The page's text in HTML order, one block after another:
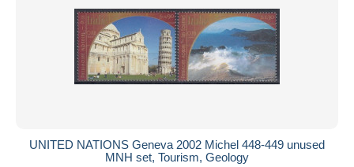
UNITED NATIONS Geneva 2002 Michel 448-449 unused
MNH set, Tourism, Geology